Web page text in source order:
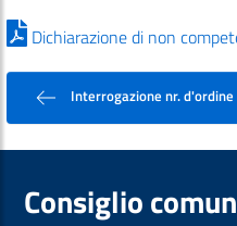
Dichiarazione di non
Interrogazione nr. d'ordine
Consiglio